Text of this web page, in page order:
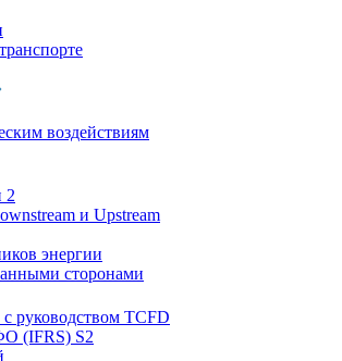
воздействиям
2
и Upstream
энергии
сторонами
руководством TCFD
(IFRS) S2